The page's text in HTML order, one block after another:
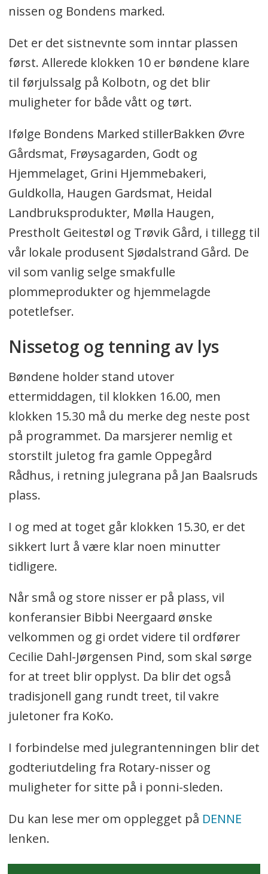
nissen og Bondens marked.
Det er det sistnevnte som inntar plassen
først. Allerede klokken 10 er bøndene klare
til førjulssalg på Kolbotn, og det blir
muligheter for både vått og tørt.
Ifølge Bondens Marked stillerBakken Øvre
Gårdsmat, Frøysagarden, Godt og
Hjemmelaget, Grini Hjemmebakeri,
Guldkolla, Haugen Gardsmat, Heidal
Landbruksprodukter, Mølla Haugen,
Prestholt Geitestøl og Trøvik Gård, i tillegg til
vår lokale produsent Sjødalstrand Gård. De
vil som vanlig selge smakfulle
plommeprodukter og hjemmelagde
potetlefser.
Nissetog og tenning av lys
Bøndene holder stand utover
ettermiddagen, til klokken 16.00, men
klokken 15.30 må du merke deg neste post
på programmet. Da marsjerer nemlig et
storstilt juletog fra gamle Oppegård
Rådhus, i retning julegrana på Jan Baalsruds
plass.
I og med at toget går klokken 15.30, er det
sikkert lurt å være klar noen minutter
tidligere.
Når små og store nisser er på plass, vil
konferansier Bibbi Neergaard ønske
velkommen og gi ordet videre til ordfører
Cecilie Dahl-Jørgensen Pind, som skal sørge
for at treet blir opplyst. Da blir det også
tradisjonell gang rundt treet, til vakre
juletoner fra KoKo.
I forbindelse med julegrantenningen blir det
godteriutdeling fra Rotary-nisser og
muligheter for sitte på i ponni-sleden.
Du kan lese mer om opplegget på DENNE
lenken.